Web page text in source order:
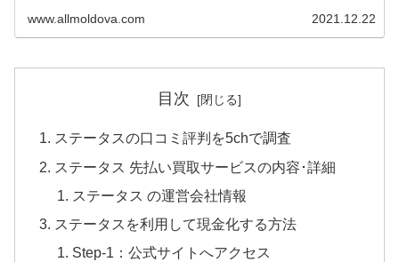
www.allmoldova.com 2021.12.22
目次
ステータスの口コミ評判を5chで調査
ステータス 先払い買取サービスの内容･詳細
ステータス の運営会社情報
ステータスを利用して現金化する方法
Step-1：公式サイトへアクセス